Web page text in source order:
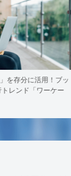
を存分に活用！ブッ
レンド「ワーケー